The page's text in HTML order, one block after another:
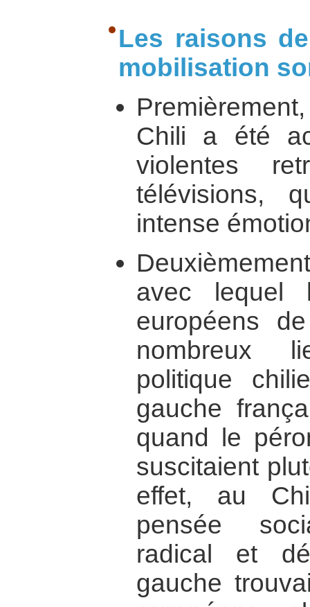
Les raisons
mobilisation
Chili a été
violentes
télévisions,
intense
avec lequel
européens
nombreux
politique
gauche
quand le
suscitaient
effet, au
pensée
radical et
gauche